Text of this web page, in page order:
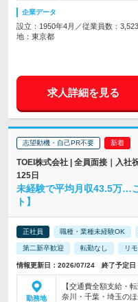
企業データ
設立：1950年4月／従業員数：
地：東京都
求人詳細を見る
志望動機・自己PR不要
TOEI株式会社 | 全員面接｜入社
125日
未経験で平均月収43.5万…
ト】
正社員 職種・業種未経験OK
第二新卒歓迎 転勤なし リ
情報更新日：2026/07/24 終了予定日
勤務地
【交通費全額支給・
奈川・千葉・埼玉の